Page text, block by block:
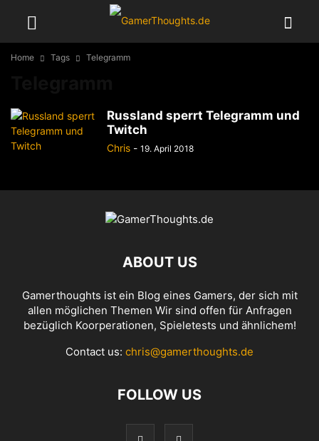
Home Tags Telegramm
Russland sperrt Telegramm und
Twitch
Chris - 19. April 2018
ABOUT US
Gamerthoughts ist ein Blog eines Gamers, der sich mit
allen möglichen Themen Wir sind offen für Anfragen
bezüglich Koorperationen, Spieletests und ähnlichem!
Contact us: chris@gamerthoughts.de
FOLLOW US